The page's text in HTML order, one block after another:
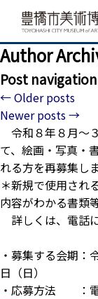
Author
Post navigation
←Older posts
Newer posts→
令和８年８月～
て、絵画・写真・
れる方を再募集し
＊新規で使用され
内容がわかる書類
詳しくは、電話
・募集する会期：
日（日）
・応募方法 ：電